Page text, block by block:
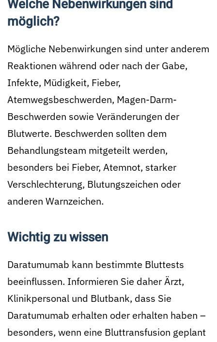
Welche Nebenwirkungen sind
möglich?
Mögliche Nebenwirkungen sind unter anderem
Reaktionen während oder nach der Gabe,
Infekte, Müdigkeit, Fieber,
Atemwegsbeschwerden, Magen-Darm-
Beschwerden sowie Veränderungen der
Blutwerte. Beschwerden sollten dem
Behandlungsteam mitgeteilt werden,
besonders bei Fieber, Atemnot, starker
Verschlechterung, Blutungszeichen oder
anderen Warnzeichen.
Wichtig zu wissen
Daratumumab kann bestimmte Bluttests
beeinflussen. Informieren Sie daher Ärzt,
Klinikpersonal und Blutbank, dass Sie
Daratumumab erhalten oder erhalten haben –
besonders, wenn eine Bluttransfusion geplant